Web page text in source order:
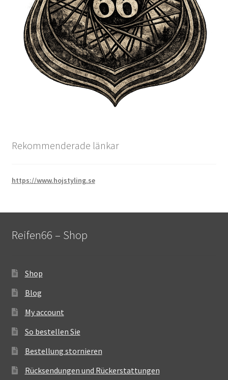
Rekommenderade länkar
https://www.hojstyling.se
Reifen66 – Shop
Shop
Blog
My account
So bestellen Sie
Bestellung stornieren
Rücksendungen und Rückerstattungen